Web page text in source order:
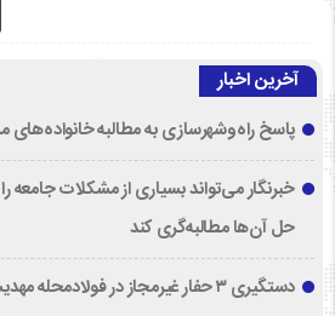
آخرین اخبار
پاسخ راه‌وشهرسازی به مطالبه
خبرنگار می‌تواند بسیاری از مشکلات جامعه
حل آن‌ها مطالبه‌گری کند
دستگیری ۳ حفار غیرمجاز در فولادمحله مهدیشهر